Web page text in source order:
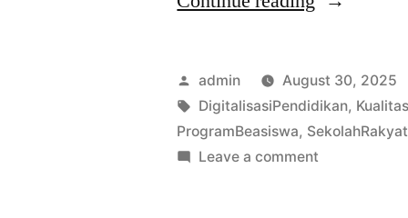
Inovasi
dan
Tantangan
Posted
by
admin August 30, 2025
Tags:
DigitalisasiPendidikan,
ProgramBeasiswa, SekolahRakyat
Leave a comment